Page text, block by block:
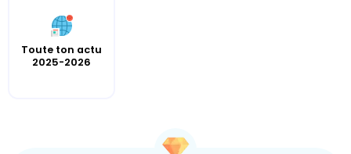
Toute ton actu
2025-2026